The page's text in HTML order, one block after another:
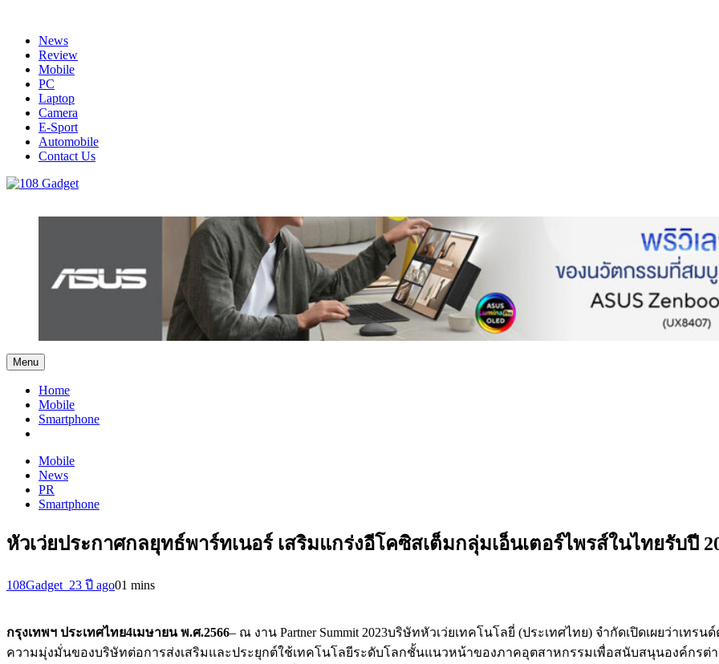
contentNews
Review
Mobile
PC
Laptop
Camera
E-Sport
Automobile
Contact Us
รวบรวมเรื่องราว Gadget IT ,Laptop, Smartphone , ยานยนต์
Menu
Home
Mobile
Smartphone
Mobile
News
PR
Smartphone
หัวเว่ยประกาศกลยุทธ์พาร์ทเนอร์ เสริมแกร่งอีโคซิสเต็มกลุ่มเอ็นเตอร์ไพรส์ในไทยรับปี
108Gadget_23 ปี ago01 mins
กรุงเทพฯ ประเทศไทย4เมษายน พ.ศ.2566– ณ งาน Partner Summit 2023บริษัทหัวเว่ยเทคโนโลยี่ (ประเทศไทย) จํากัดเปิดเผยว่าเท
ความมุ่งมั่นของบริษัทต่อการส่งเสริมและประยุกต์ใช้เทคโนโลยีระดับโลกชั้นแนวหน้าของภาคอุตสาหกรรมเพื่อสนับสนุนองค์กรต่า